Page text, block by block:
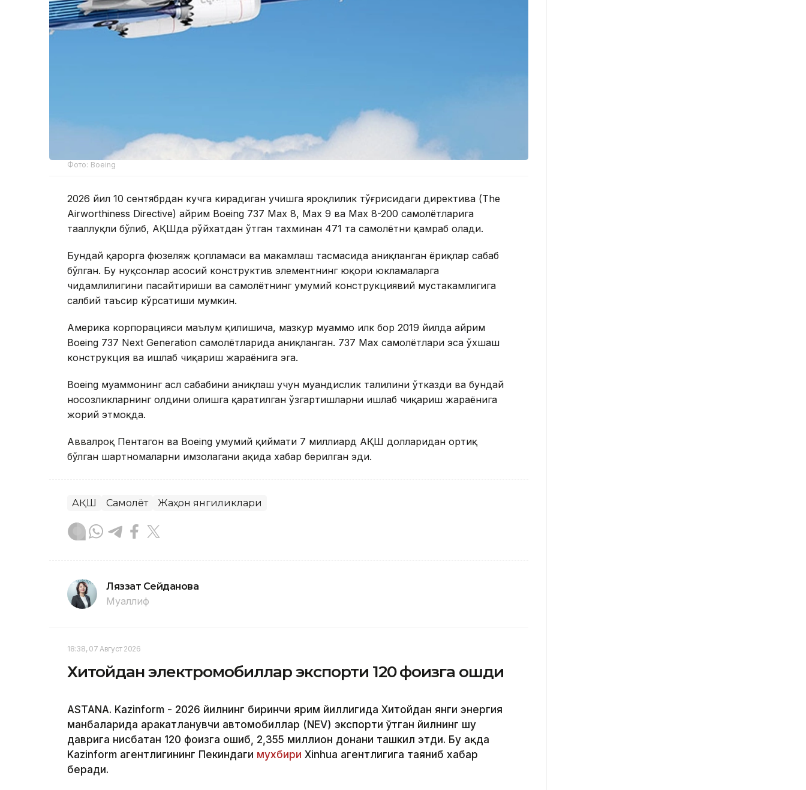
Фото: Boeing
2026 йил 10 сентябрдан кучга кирадиган учишга яроқлилик тўғрисидаги директива (The
Airworthiness Directive) айрим Boeing 737 Max 8, Max 9 ва Max 8-200 самолётларига
тааллуқли бўлиб, АҚШда рўйхатдан ўтган тахминан 471 та самолётни қамраб олади.
Бундай қарорга фюзеляж қопламаси ва маҳкамлаш тасмасида аниқланган ёриқлар сабаб
бўлган. Бу нуқсонлар асосий конструктив элементнинг юқори юкламаларга
чидамлилигини пасайтириши ва самолётнинг умумий конструкциявий мустаҳкамлигига
салбий таъсир кўрсатиши мумкин.
Америка корпорацияси маълум қилишича, мазкур муаммо илк бор 2019 йилда айрим
Boeing 737 Next Generation самолётларида аниқланган. 737 Max самолётлари эса ўхшаш
конструкция ва ишлаб чиқариш жараёнига эга.
Boeing муаммонинг асл сабабини аниқлаш учун муҳандислик таҳлилини ўтказди ва бундай
носозликларнинг олдини олишга қаратилган ўзгартишларни ишлаб чиқариш жараёнига
жорий этмоқда.
Аввалроқ Пентагон ва Boeing умумий қиймати 7 миллиард АҚШ долларидан ортиқ
бўлган шартномаларни имзолагани ҳақида хабар берилган эди.
АҚШ Самолёт Жаҳон янгиликлари
Ляззат Сейданова
Муаллиф
18:38, 07 Август 2026
Хитойдан электромобиллар экспорти 120 фоизга ошди
ASTANA. Kazinform - 2026 йилнинг биринчи ярим йиллигида Хитойдан янги энергия
манбаларида ҳаракатланувчи автомобиллар (NEV) экспорти ўтган йилнинг шу
даврига нисбатан 120 фоизга ошиб, 2,355 миллион донани ташкил этди. Бу ҳақда
Kazinform агентлигининг Пекиндаги мухбири Xinhua агентлигига таяниб хабар
беради.